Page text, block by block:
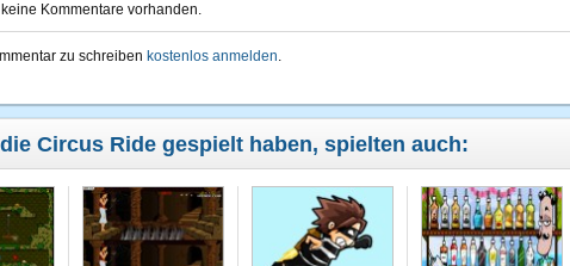
Kommentare vorhanden.
zu schreiben kostenlos anmelden.
Circus Ride gespielt haben, spielten auch: